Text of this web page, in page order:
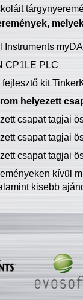
Instruments
CP1LE PLC
kit
helyezett
csapat tagjai
csapat tagjai
csapat tagjai
kívül
kisebb